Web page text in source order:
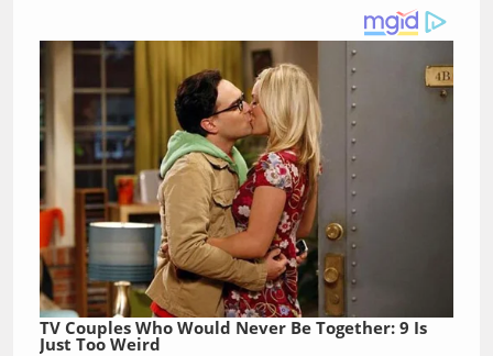
TV Couples Who Would Never Be Together: 9 Is
Just Too Weird